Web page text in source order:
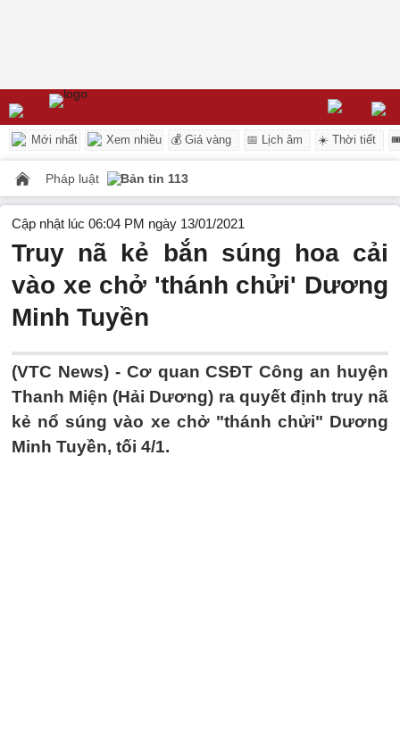
Mới nhất Xem nhiều 💰 Giá vàng 📅 Lịch âm ☀️ Thời tiết
Pháp luật Bản tin 113
Cập nhật lúc 06:04 PM ngày 13/01/2021
Truy nã kẻ bắn súng hoa cải
vào xe chở 'thánh chửi' Dương
Minh Tuyền
(VTC News) - Cơ quan CSĐT Công an huyện
Thanh Miện (Hải Dương) ra quyết định truy nã
kẻ nổ súng vào xe chở "thánh chửi" Dương
Minh Tuyền, tối 4/1.